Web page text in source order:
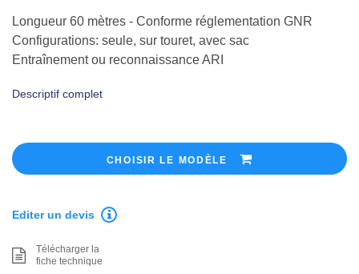
Longueur 60 mètres - Conforme réglementation GNR
Configurations: seule, sur touret, avec sac
Entraînement ou reconnaissance ARI
Descriptif complet
CHOISIR LE MODÈLE
Editer un devis
Télécharger la
fiche technique